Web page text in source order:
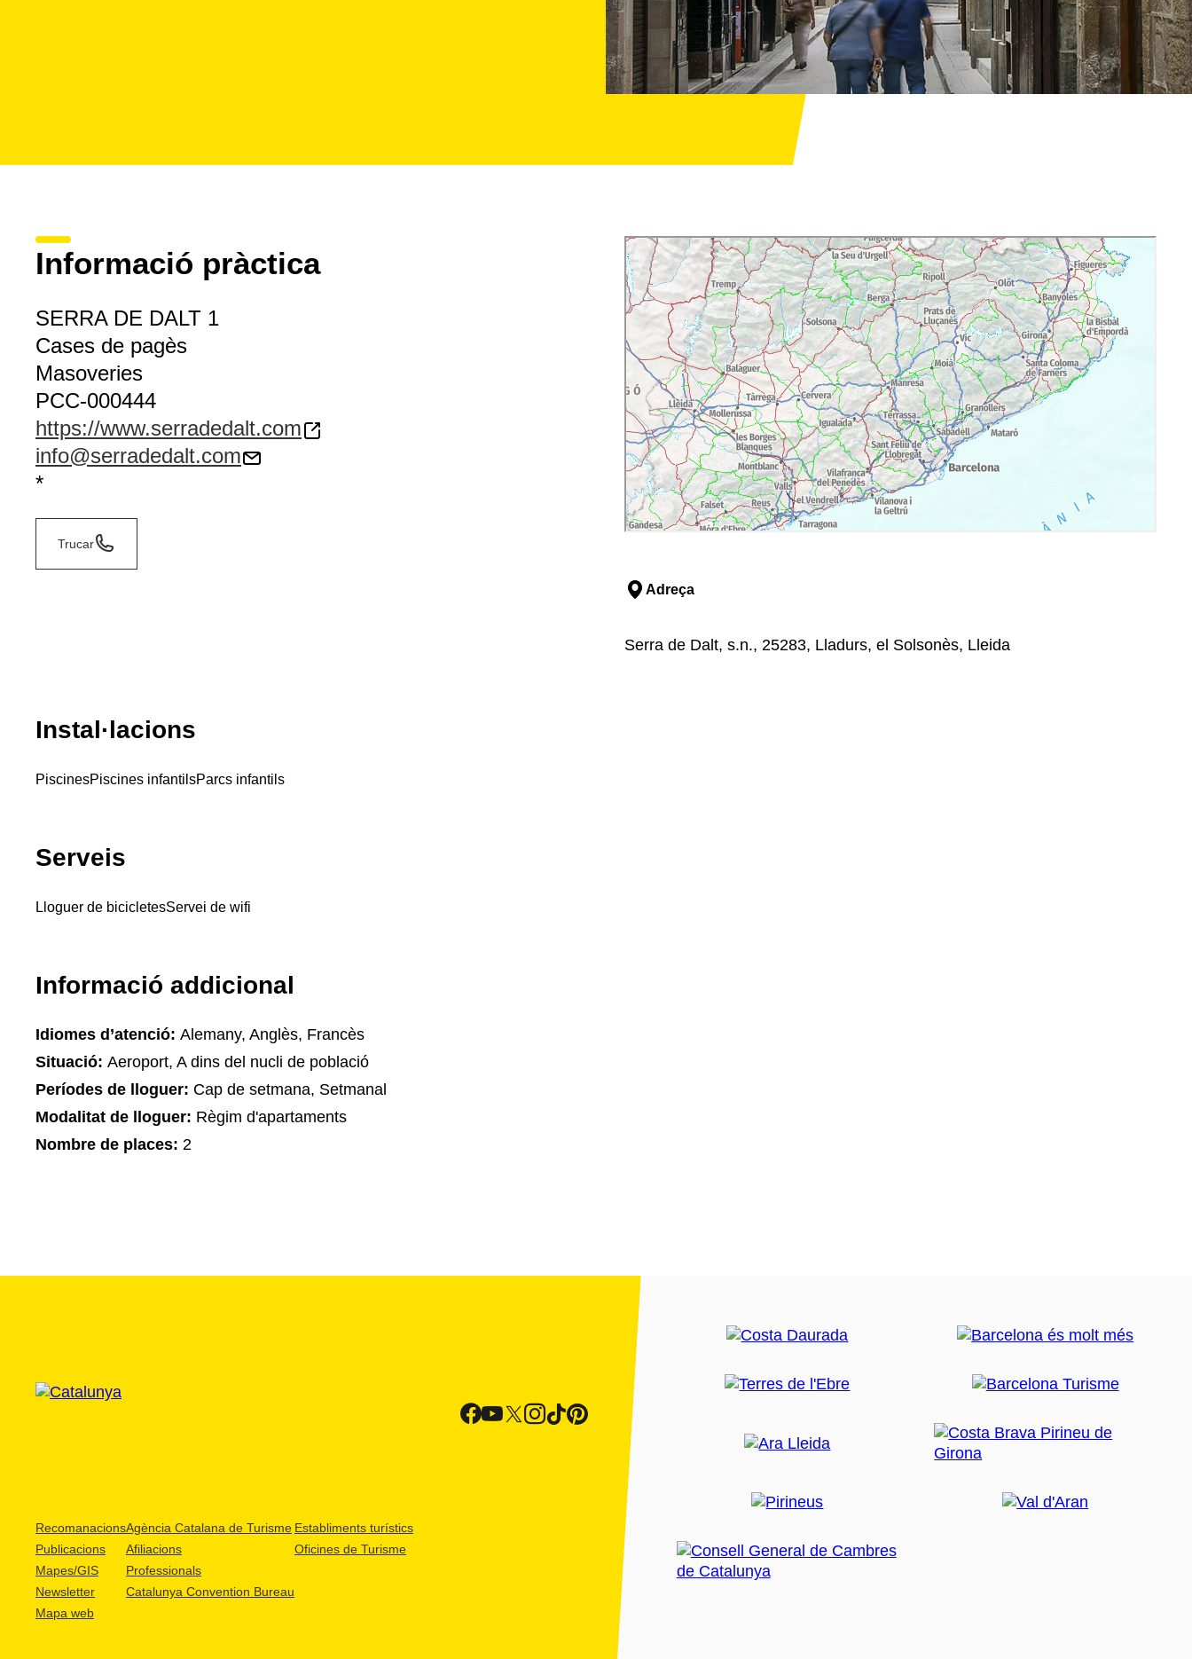
Informació pràctica
SERRA DE DALT 1
Cases de pagès
Masoveries
PCC-000444
https://www.serradedalt.com
info@serradedalt.com
*
Trucar
Adreça
Serra de Dalt, s.n., 25283, Lladurs, el Solsonès, Lleida
Instal·lacions
PiscinesPiscines infantilsParcs infantils
Serveis
Lloguer de bicicletesServei de wifi
Informació addicional
Idiomes d’atenció: Alemany, Anglès, Francès
Situació: Aeroport, A dins del nucli de població
Períodes de lloguer: Cap de setmana, Setmanal
Modalitat de lloguer: Règim d'apartaments
Nombre de places: 2
Recomanacions
Publicacions
Mapes/GIS
Newsletter
Mapa web
Agència Catalana de Turisme
Afiliacions
Professionals
Catalunya Convention Bureau
Establiments turístics
Oficines de Turisme